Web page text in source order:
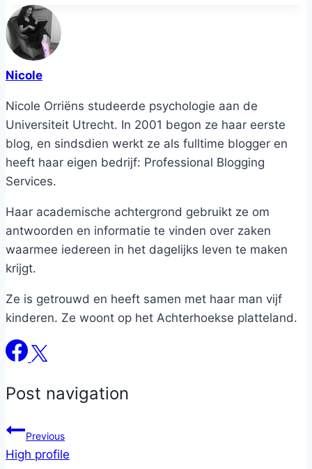
Nicole
Nicole Orriëns studeerde psychologie aan de
Universiteit Utrecht. In 2001 begon ze haar eerste
blog, en sindsdien werkt ze als fulltime blogger en
heeft haar eigen bedrijf: Professional Blogging
Services.
Haar academische achtergrond gebruikt ze om
antwoorden en informatie te vinden over zaken
waarmee iedereen in het dagelijks leven te maken
krijgt.
Ze is getrouwd en heeft samen met haar man vijf
kinderen. Ze woont op het Achterhoekse platteland.
Post navigation
Previous
High profile